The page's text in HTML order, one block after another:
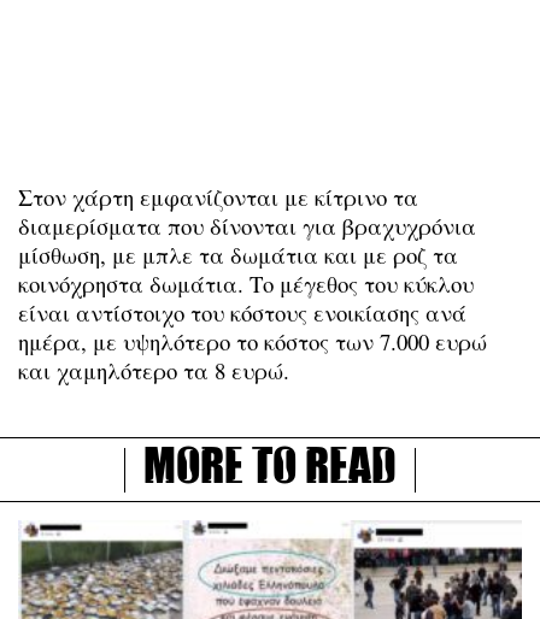
Στον χάρτη εμφανίζονται με κίτρινο τα
διαμερίσματα που δίνονται για βραχυχρόνια
μίσθωση, με μπλε τα δωμάτια και με ροζ τα
κοινόχρηστα δωμάτια. Το μέγεθος του κύκλου
είναι αντίστοιχο του κόστους ενοικίασης ανά
ημέρα, με υψηλότερο το κόστος των 7.000 ευρώ
και χαμηλότερο τα 8 ευρώ.
More to read